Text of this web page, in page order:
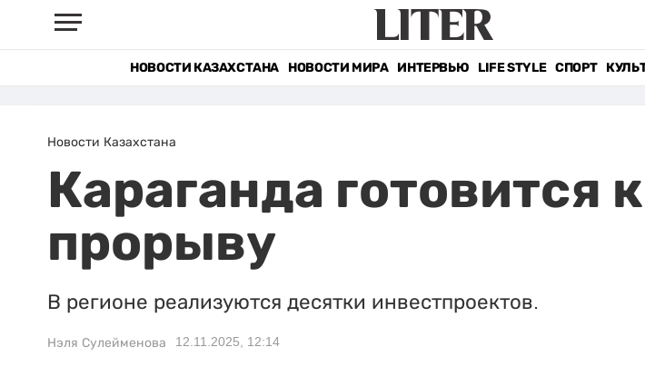
НОВОСТИ КАЗАХСТАНА НОВОСТИ МИРА ИНТЕРВЬЮ LIFE STYLE СПОРТ
Новости Казахстана
Караганда готовится
прорыву
В регионе реализуются десятки инвестпроектов.
Нэля Сулейменова 12.11.2025, 12:14